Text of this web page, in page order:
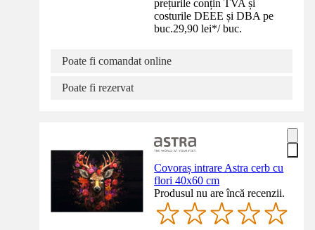
prețurile conțin TVA și
costurile DEEE și DBA pe
buc.29,90 lei*/ buc.
Poate fi comandat online
Poate fi rezervat
Covoraș intrare Astra cerb cu
flori 40x60 cm
Produsul nu are încă recenzii.